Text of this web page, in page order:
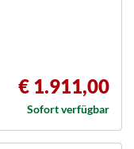
€ 1.911,00
Sofort verfügbar